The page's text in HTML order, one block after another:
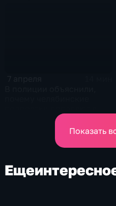
криминальные истории
Показать
Еще